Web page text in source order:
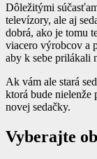
Dôležitými
televízory, ale aj
dobrá, ako je tomu
viacero výrobcov a
aby k sebe prilákali
Ak vám ale stará
ktorá bude nielenže
novej sedačky.
Vyberajte